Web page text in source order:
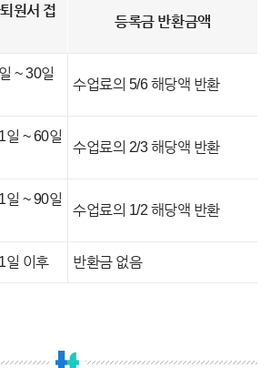
원서 접
등록금 반환금액
~ 30일
수업료의 5/6 해당액 반환
일 ~ 60일
수업료의 2/3 해당액 반환
일 ~ 90일
수업료의 1/2 해당액 반환
일 이후 반환금 없음